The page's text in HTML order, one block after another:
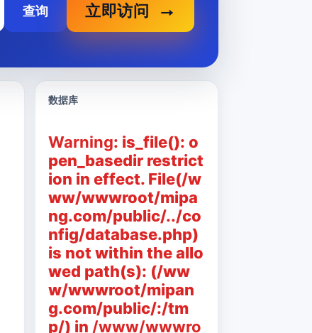
查询 立即访问
数据库
Warning: is_file(): o
pen_basedir restrict
ion in effect. File(/w
ww/wwwroot/mipa
ng.com/public/../co
nfig/database.php)
is not within the allo
wed path(s): (/ww
w/wwwroot/mipan
g.com/public/:/tm
p/) in /www/wwwro